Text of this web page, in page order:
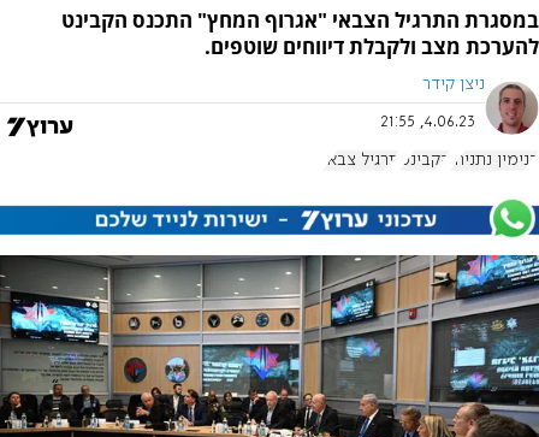
במסגרת התרגיל הצבאי "אגרוף המחץ" התכנס הקבינט
להערכת מצב ולקבלת דיווחים שוטפים.
ניצן קידר
4.06.23, 21:55
בנימין נתניהו הקבינט תרגיל צבאי